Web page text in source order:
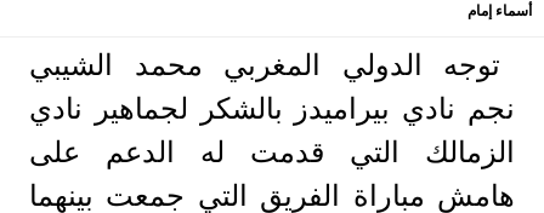
أسماء إمام
توجه الدولي المغربي محمد الشيبي
نجم نادي بيراميدز بالشكر لجماهير نادي
الزمالك التي قدمت له الدعم على
هامش مباراة الفريق التي جمعت بينهما